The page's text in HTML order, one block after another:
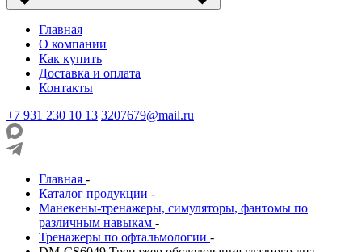
Главная
О компании
Как купить
Доставка и оплата
Контакты
+7 931 230 10 13 3207679@mail.ru
Главная -
Каталог продукции -
Манекены-тренажеры, симуляторы, фантомы по
различным навыкам -
Тренажеры по офтальмологии -